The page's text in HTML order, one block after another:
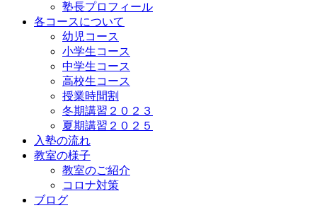
塾長プロフィール
各コースについて
幼児コース
小学生コース
中学生コース
高校生コース
授業時間割
冬期講習２０２３
夏期講習２０２５
入塾の流れ
教室の様子
教室のご紹介
コロナ対策
ブログ